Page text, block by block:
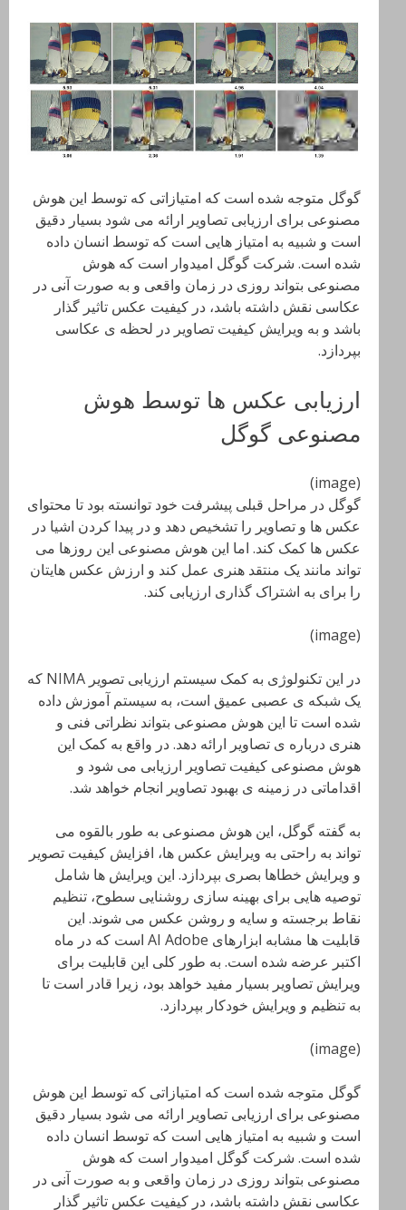
گوگل متوجه شده است که امتیازاتی که توسط این هوش
مصنوعی برای ارزیابی تصاویر ارائه می شود بسیار دقیق
است و شبیه به امتیاز هایی است که توسط انسان داده
شده است. شرکت گوگل امیدوار است که هوش
مصنوعی بتواند روزی در زمان واقعی و به صورت آنی در
عکاسی نقش داشته باشد، در کیفیت عکس تاثیر گذار
باشد و به ویرایش کیفیت تصاویر در لحظه ی عکاسی
بپردازد.
ارزیابی عکس ها توسط هوش
مصنوعی گوگل
(image)
گوگل در مراحل قبلی پیشرفت خود توانسته بود تا محتوای
عکس ها و تصاویر را تشخیص دهد و در پیدا کردن اشیا در
عکس ها کمک کند. اما این هوش مصنوعی این روزها می
تواند مانند یک منتقد هنری عمل کند و ارزش عکس هایتان
را برای به اشتراک گذاری ارزیابی کند.
(image)
در این تکنولوژی به کمک سیستم ارزیابی تصویر NIMA که
یک شبکه ی عصبی عمیق است، به سیستم آموزش داده
شده است تا این هوش مصنوعی بتواند نظراتی فنی و
هنری درباره ی تصاویر ارائه دهد. در واقع به کمک این
هوش مصنوعی کیفیت تصاویر ارزیابی می شود و
اقداماتی در زمینه ی بهبود تصاویر انجام خواهد شد.
به گفته گوگل، این هوش مصنوعی به طور بالقوه می
تواند به راحتی به ویرایش عکس ها، افزایش کیفیت تصویر
و ویرایش خطاها بصری بپردازد. این ویرایش ها شامل
توصیه هایی برای بهینه سازی روشنایی سطوح، تنظیم
نقاط برجسته و سایه و روشن عکس می شوند. این
قابلیت ها مشابه ابزارهای AI Adobe است که در ماه
اکتبر عرضه شده است. به طور کلی این قابلیت برای
ویرایش تصاویر بسیار مفید خواهد بود، زیرا قادر است تا
به تنظیم و ویرایش خودکار بپردازد.
(image)
گوگل متوجه شده است که امتیازاتی که توسط این هوش
مصنوعی برای ارزیابی تصاویر ارائه می شود بسیار دقیق
است و شبیه به امتیاز هایی است که توسط انسان داده
شده است. شرکت گوگل امیدوار است که هوش
مصنوعی بتواند روزی در زمان واقعی و به صورت آنی در
عکاسی نقش داشته باشد، در کیفیت عکس تاثیر گذار